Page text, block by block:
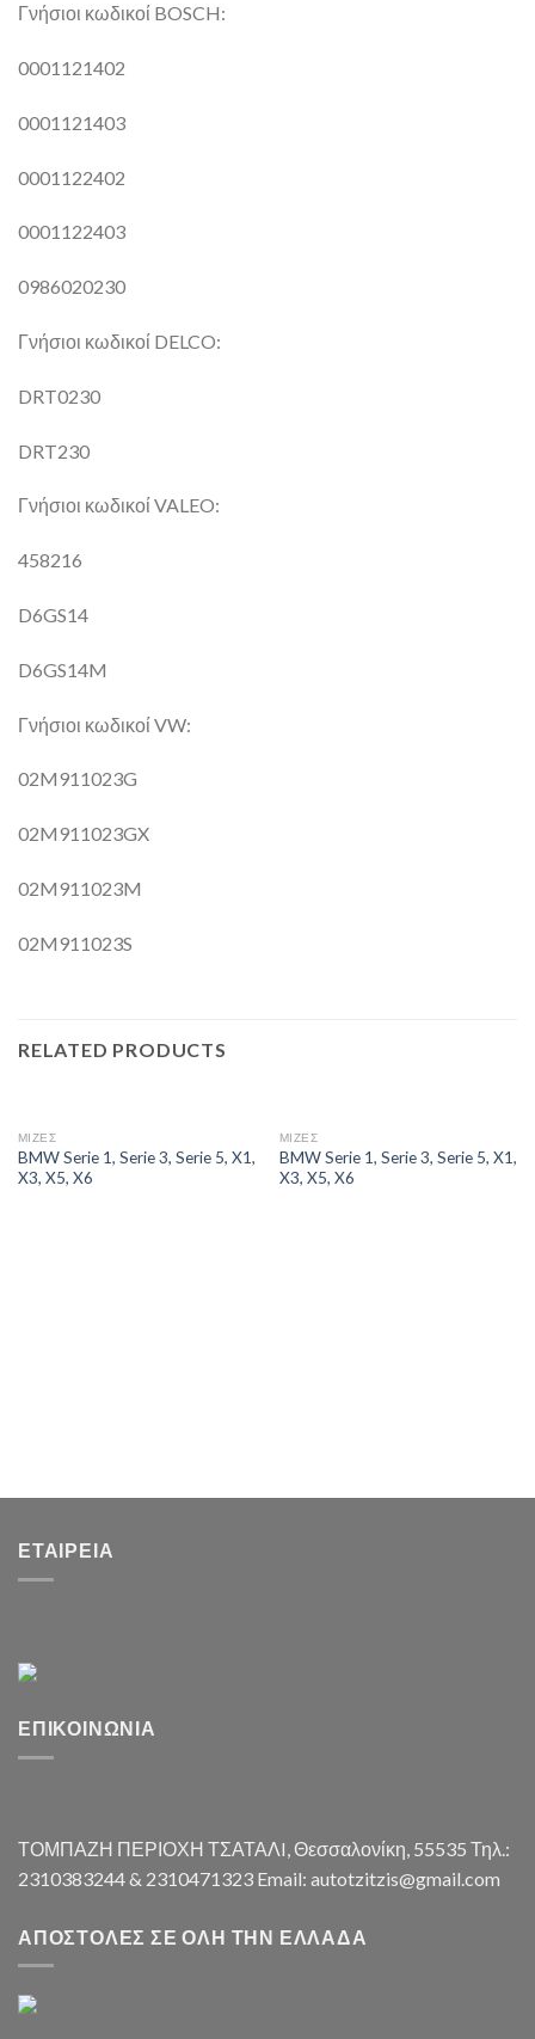
Γνήσιοι κωδικοί BOSCH:
0001121402
0001121403
0001122402
0001122403
0986020230
Γνήσιοι κωδικοί DELCO:
DRT0230
DRT230
Γνήσιοι κωδικοί VALEO:
458216
D6GS14
D6GS14M
Γνήσιοι κωδικοί VW:
02M911023G
02M911023GX
02M911023M
02M911023S
RELATED PRODUCTS
ΜΙΖΕΣ
BMW Serie 1, Serie 3, Serie 5, X1,
X3, X5, X6
ΜΙΖΕΣ
BMW Serie 1, Serie 3, Serie 5, X1,
X3, X5, X6
ΕΤΑΙΡΕΊΑ
ΕΠΙΚΟΙΝΩΝΊΑ
ΤΟΜΠΑΖΗ ΠΕΡΙΟΧΗ ΤΣΑΤΑΛI, Θεσσαλονίκη, 55535 Τηλ.:
2310383244 & 2310471323 Email: autotzitzis@gmail.com
ΑΠΟΣΤΟΛΈΣ ΣΕ ΌΛΗ ΤΗΝ ΕΛΛΆΔΑ